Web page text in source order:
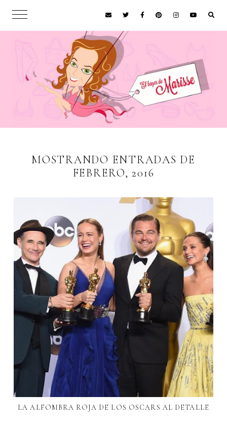
MOSTRANDO ENTRADAS DE
FEBRERO, 2016
LA ALFOMBRA ROJA DE LOS OSCARS AL DETALLE